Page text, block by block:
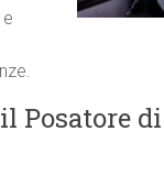
Posatore